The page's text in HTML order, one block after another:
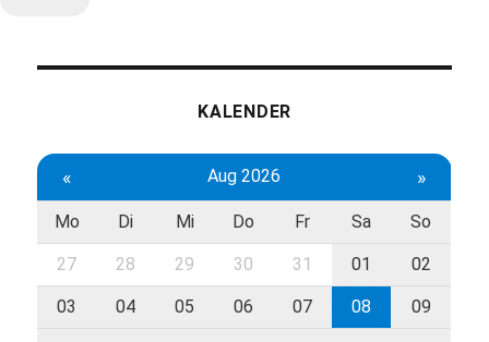
KALENDER
« Aug 2026 »
Mo Di Mi Do Fr Sa So
27 28 29 30 31 01 02
03 04 05 06 07 08 09